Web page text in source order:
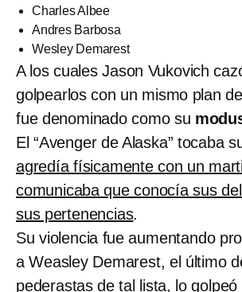
Charles Albee
Andres Barbosa
Wesley Demarest
A los cuales Jason Vukovich
golpearlos con un mismo plan
fue denominado como su
El “Avenger de Alaska” tocaba
agredía físicamente con un
comunicaba que conocía sus
sus pertenencias.
Su violencia fue aumentando
a Weasley Demarest, el último
pederastas de tal lista, lo